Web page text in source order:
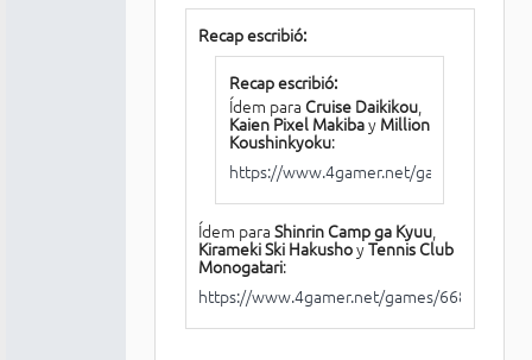
Recap escribió:
Recap escribió:
Ídem para Cruise Daikikou,
Kaien Pixel Makibay Million
Koushinkyoku:
https://www.4gamer.net/games/664/
Ídem para Shinrin Camp ga Kyuu,
Kirameki Ski HakushoyTennis Club
Monogatari:
https://www.4gamer.net/games/668/